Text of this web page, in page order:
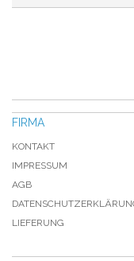
FIRMA
KONTAKT
IMPRESSUM
AGB
LIEFERUNG